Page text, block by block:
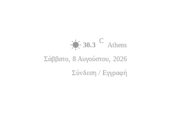
30.3
C
Athens
Σάββατο, 8 Αυγούστου, 2026
Σύνδεση / Εγγραφή